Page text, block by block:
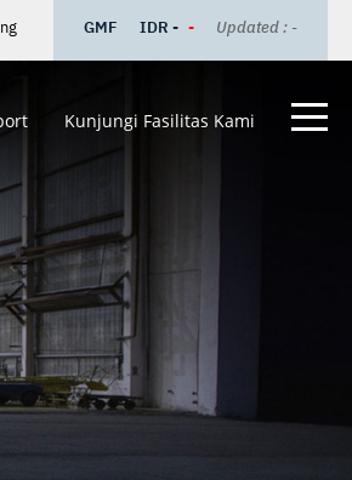
GMF IDR - - Updated : -
Kunjungi Fasilitas Kami